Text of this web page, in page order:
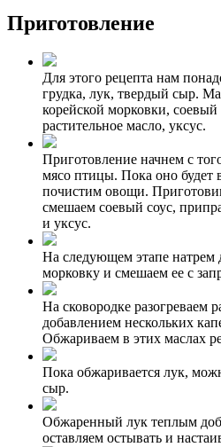
Приготовление
Для этого рецепта нам
грудка, лук, твердый сыр.
корейской морковки,
растительное масло, уксус.
Приготовление начнем с
мясо птицы. Пока оно будет
почистим овощи.
смешаем соевый соус,
и уксус.
На следующем этапе натрем
морковку и смешаем ее с
На сковородке разогреваем
добавлением нескольких
Обжариваем в этих маслах
Пока обжаривается лук,
сыр.
Обжаренный лук теплым
оставляем остывать и